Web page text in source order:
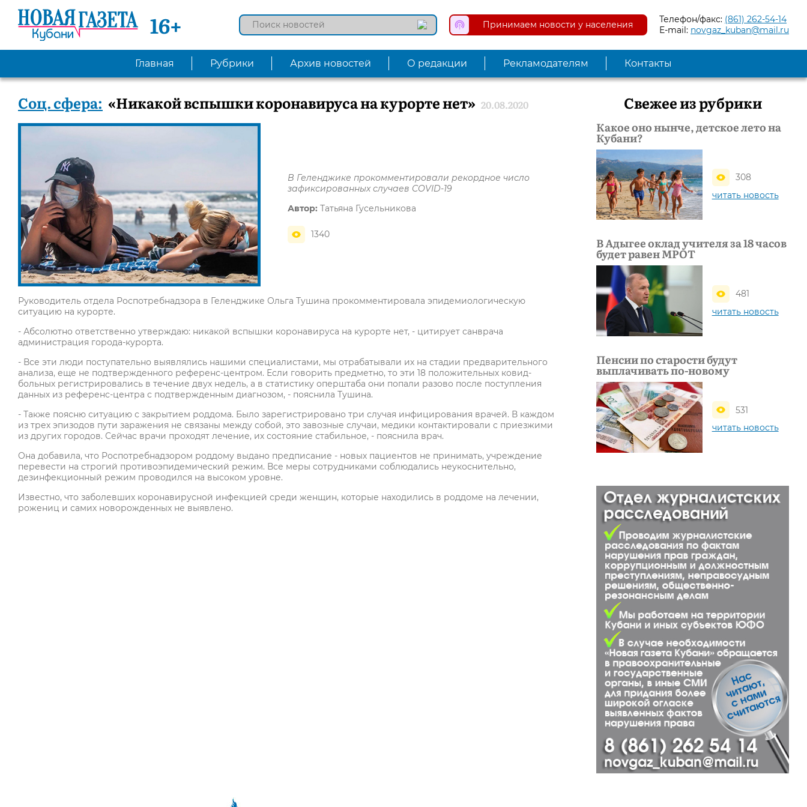
16+ Принимаем новости у населения Телефон/факс: (861) 262-54-14
E-mail: novgaz_kuban@mail.ru
Главная Рубрики Архив новостей О редакции Рекламодателям Контакты
Соц. сфера: «Никакой вспышки коронавируса на курорте нет» 20.08.2020
В Геленджике прокомментировали рекордное число
зафиксированных случаев COVID-19
Автор: Татьяна Гусельникова
1340
Руководитель отдела Роспотребнадзора в Геленджике Ольга Тушина прокомментировала эпидемиологическую
ситуацию на курорте.
- Абсолютно ответственно утверждаю: никакой вспышки коронавируса на курорте нет, - цитирует санврача
администрация города-курорта.
- Все эти люди поступательно выявлялись нашими специалистами, мы отрабатывали их на стадии предварительного
анализа, еще не подтвержденного референс-центром. Если говорить предметно, то эти 18 положительных ковид-
больных регистрировались в течение двух недель, а в статистику оперштаба они попали разово после поступления
данных из референс-центра с подтвержденным диагнозом, - пояснила Тушина.
- Также поясню ситуацию с закрытием роддома. Было зарегистрировано три случая инфицирования врачей. В каждом
из трех эпизодов пути заражения не связаны между собой, это завозные случаи, медики контактировали с приезжими
из других городов. Сейчас врачи проходят лечение, их состояние стабильное, - пояснила врач.
Она добавила, что Роспотребнадзором роддому выдано предписание - новых пациентов не принимать, учреждение
перевести на строгий противоэпидемический режим. Все меры сотрудниками соблюдались неукоснительно,
дезинфекционный режим проводился на высоком уровне.
Известно, что заболевших коронавирусной инфекцией среди женщин, которые находились в роддоме на лечении,
рожениц и самих новорожденных не выявлено.
Свежее из рубрики
Какое оно нынче, детское лето на
Кубани?
308
читать новость
В Адыгее оклад учителя за 18 часов
будет равен МРОТ
481
читать новость
Пенсии по старости будут
выплачивать по-новому
531
читать новость